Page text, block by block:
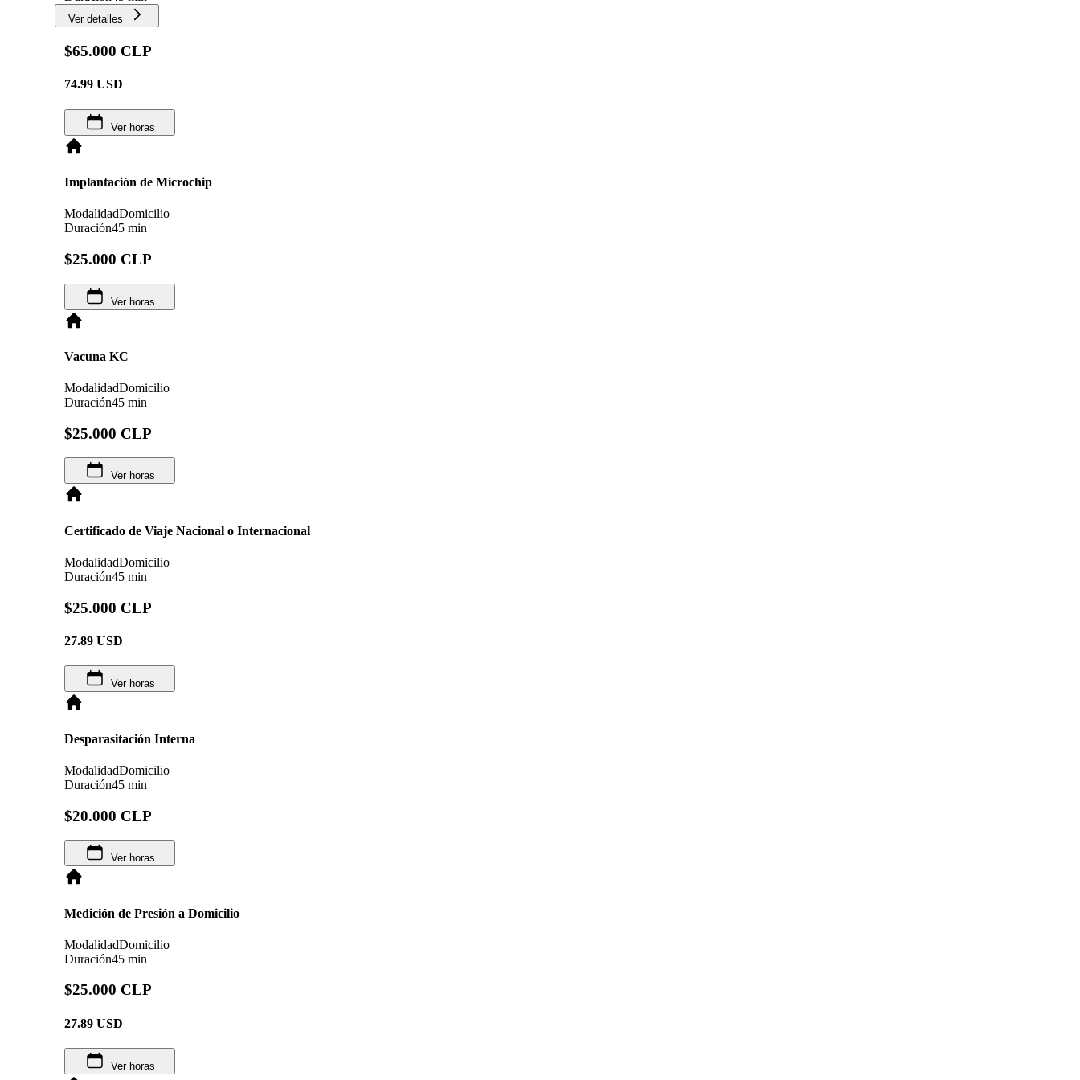
Ver detalles
$65.000 CLP
74.99 USD
Ver horas
Implantación de Microchip
ModalidadDomicilio
Duración45 min
$25.000 CLP
Ver horas
Vacuna KC
ModalidadDomicilio
Duración45 min
$25.000 CLP
Ver horas
Certificado de Viaje Nacional o Internacional
ModalidadDomicilio
Duración45 min
$25.000 CLP
27.89 USD
Ver horas
Desparasitación Interna
ModalidadDomicilio
Duración45 min
$20.000 CLP
Ver horas
Medición de Presión a Domicilio
ModalidadDomicilio
Duración45 min
$25.000 CLP
27.89 USD
Ver horas